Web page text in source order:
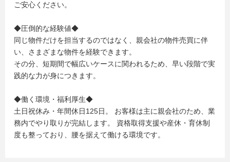
ご安心ください。
◆圧倒的な経験値◆
同じ物件だけを担当するのではなく、親会社の物件売買に伴
い、さまざまな物件を経験できます。
その分、短期間で幅広いケースに関われるため、早い段階で実
践的な力が身につきます。
◆働く環境・福利厚生◆
土日祝休み・年間休日125日。 お客様は主に親会社のため、業
務内でやり取りが完結します。 資格取得支援や産休・育休制
度も整っており、腰を据えて働ける環境です。